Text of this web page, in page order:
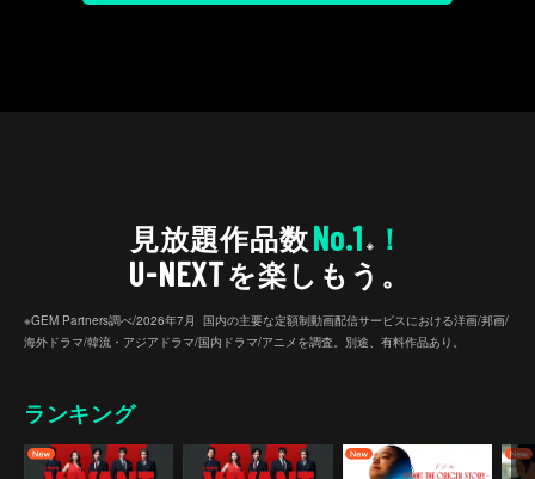
見放題作品数No.1 ※
！
U-NEXTを楽しもう。
※GEM Partners調べ/2026年7⽉ 国内の主要な定額制動画配信サービスにおける洋画/邦画/
海外ドラマ/韓流・アジアドラマ/国内ドラマ/アニメを調査。別途、有料作品あり。
ランキング